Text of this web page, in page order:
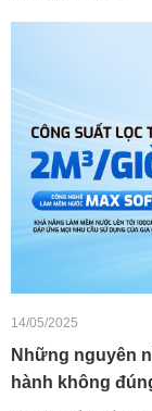
14/05/2025
Những nguyên
hành không